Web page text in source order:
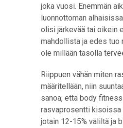
joka vuosi. Enemmän
luonnottoman
olisi järkevää tai oikein
mahdollista ja edes tuo
ole millään tasolla
Riippuen vähän miten
määritellään, niin
sanoa, että body
rasvaprosentti kisoissa
jotain 12-15% väliltä ja